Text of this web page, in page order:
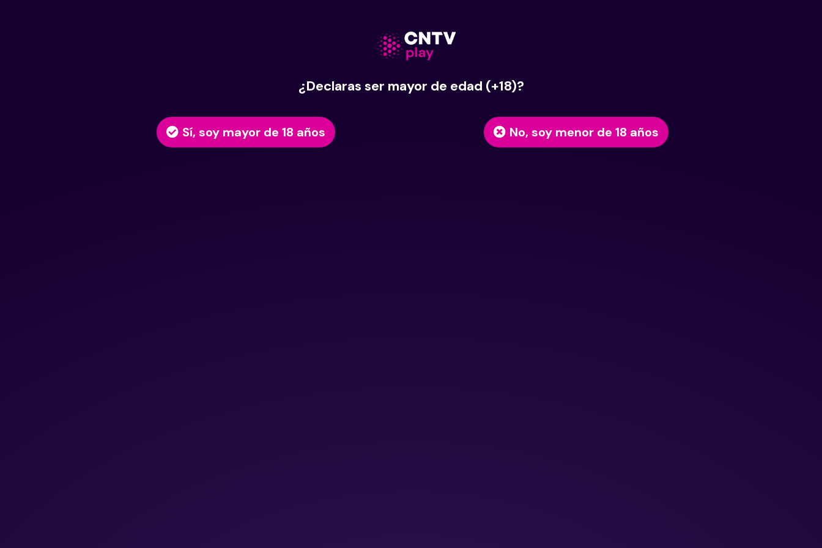
¿Declaras ser mayor de edad (+18)?
Sí, soy mayor de 18 años No, soy menor de 18 años